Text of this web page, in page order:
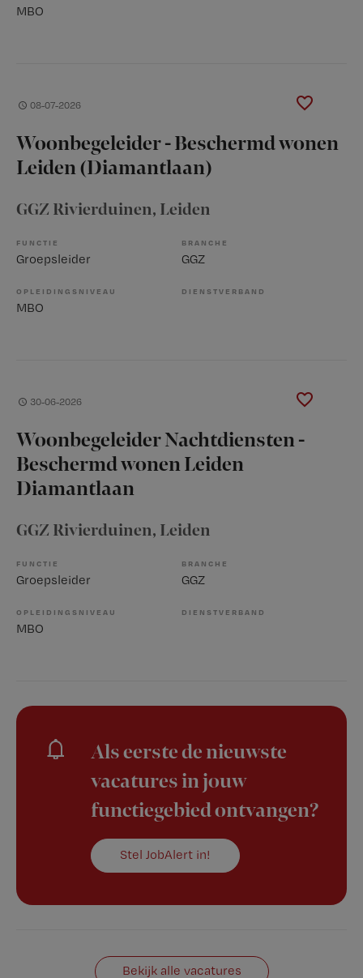
MBO
08-07-2026
Woonbegeleider - Beschermd wonen
Leiden (Diamantlaan)
GGZ Rivierduinen, Leiden
FUNCTIE
Groepsleider
BRANCHE
GGZ
OPLEIDINGSNIVEAU
MBO
DIENSTVERBAND
30-06-2026
Woonbegeleider Nachtdiensten -
Beschermd wonen Leiden
Diamantlaan
GGZ Rivierduinen, Leiden
FUNCTIE
Groepsleider
BRANCHE
GGZ
OPLEIDINGSNIVEAU
MBO
DIENSTVERBAND
Als eerste de nieuwste
vacatures in jouw
functiegebied ontvangen?
Stel JobAlert in!
Bekijk alle vacatures